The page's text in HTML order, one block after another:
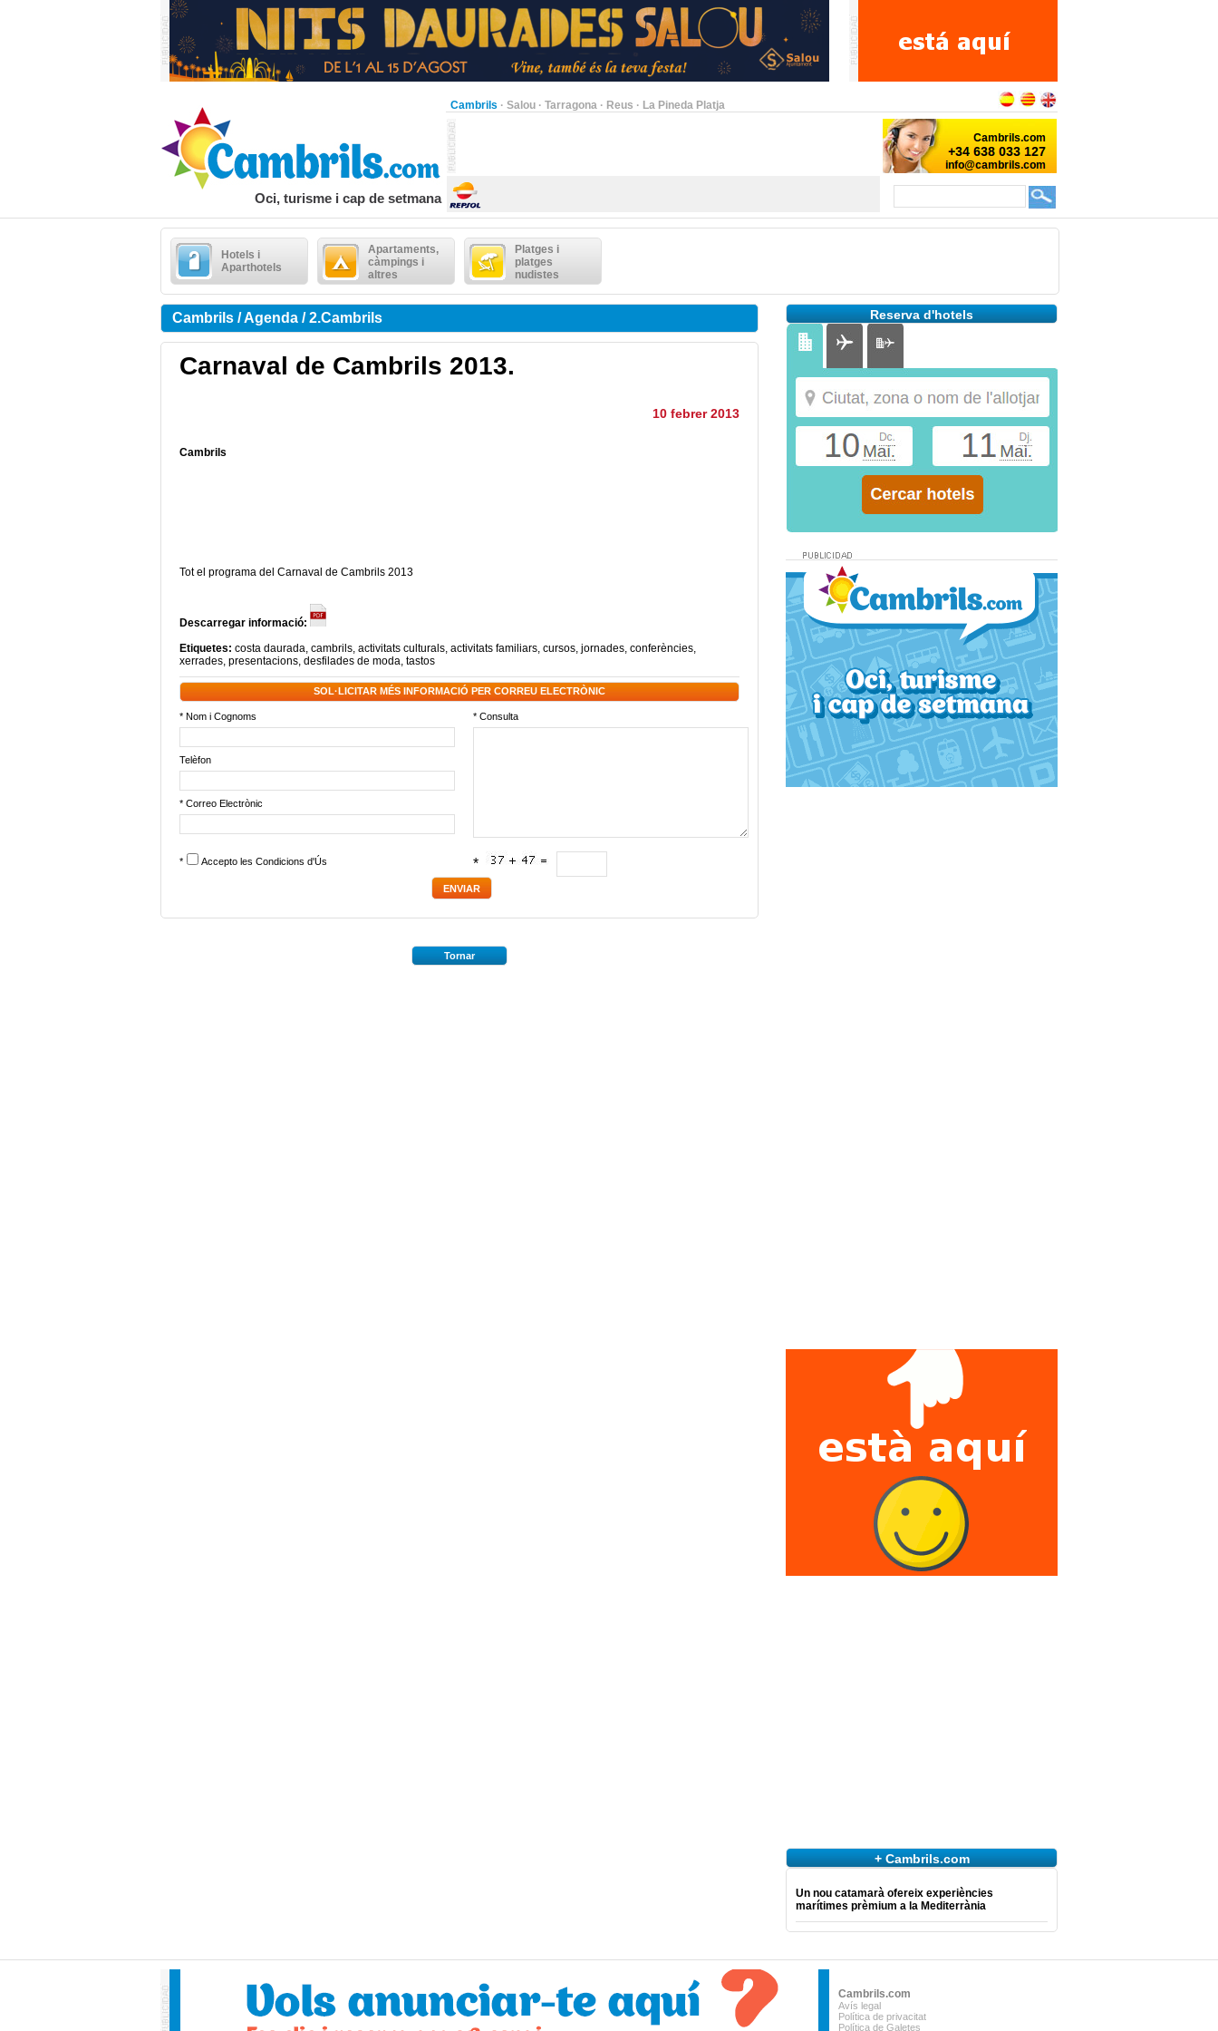
Cambrils · Salou · Tarragona · Reus · La Pineda Platja
Oci, turisme i cap de setmana
Hotels i
Aparthotels
Apartaments,
càmpings i
altres
Platges i
platges
nudistes
Cambrils / Agenda / 2.Cambrils
Carnaval de Cambrils 2013.
10 febrer 2013
Cambrils
Tot el programa del Carnaval de Cambrils 2013
Descarregar informació:
Etiquetes: costa daurada, cambrils, activitats culturals, activitats familiars, cursos, jornades, conferències,
xerrades, presentacions, desfilades de moda, tastos
SOL·LICITAR MÉS INFORMACIÓ PER CORREU ELECTRÒNIC
* Nom i Cognoms * Consulta
Telèfon
* Correo Electrònic
* Accepto les Condicions d'Ús *
Tornar
Reserva d'hotels
+ Cambrils.com
Un nou catamarà ofereix experiències
marítimes prèmium a la Mediterrània
Cambrils.com
Avís legal
Política de privacitat
Política de Galetes